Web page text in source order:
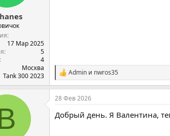
17 Мар 2025
5
4
Москва
Tank 300 2023
С
и
м
п
т
Admin и nwros35
28 Фев 2026
Добрый день. Я Валентина,